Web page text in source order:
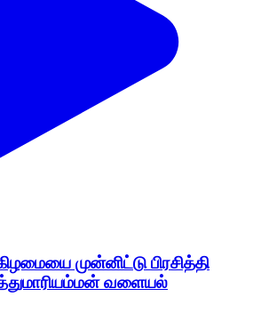
முன்னிட்டு பிரசித்தி
வளையல்